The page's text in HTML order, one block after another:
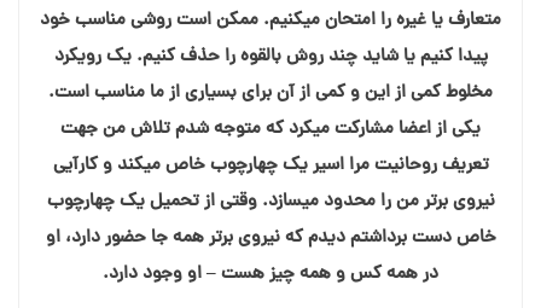
متعارف یا غیره را امتحان میکنیم. ممکن است روشی مناسب خود
پیدا کنیم یا شاید چند روش بالقوه را حذف کنیم. یک رویکرد
مخلوط کمی از این و کمی از آن برای بسیاری از ما مناسب است.
یکی از اعضا مشارکت میکرد که متوجه شدم تلاش من جهت
تعریف روحانیت مرا اسیر یک چهارچوب خاص میکند و کارآیی
نیروی برتر من را محدود میسازد. وقتی از تحمیل یک چهارچوب
خاص دست برداشتم دیدم که نیروی برتر همه جا حضور دارد، او
در همه کس و همه چیز هست – او وجود دارد.